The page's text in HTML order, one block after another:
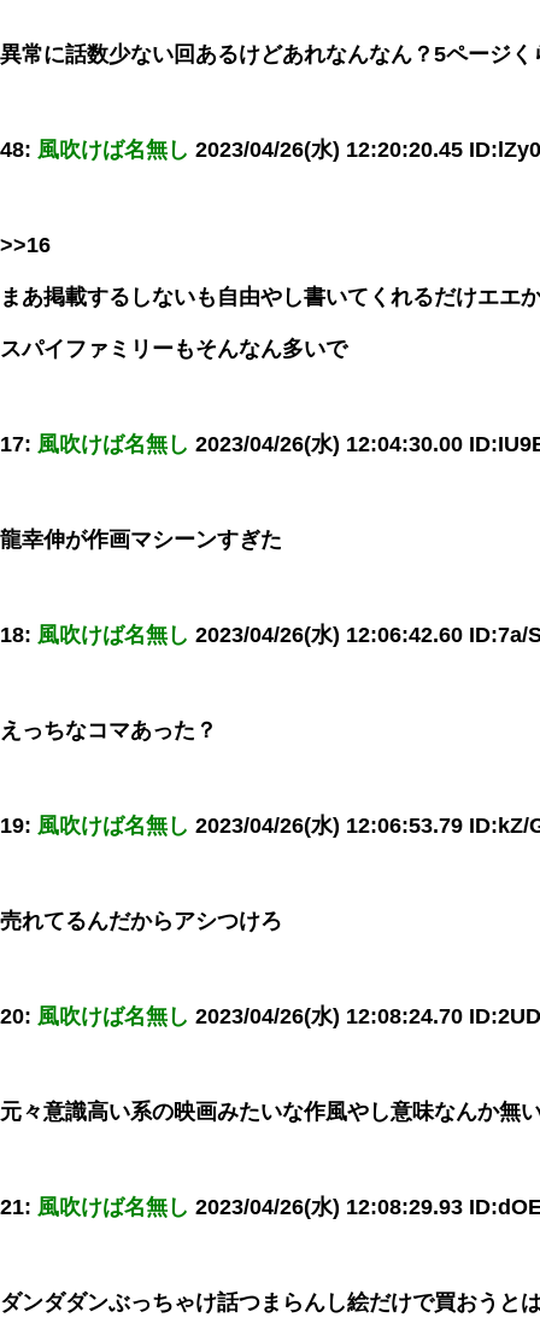
異常に話数少ない回あるけどあれなんなん？5ページ
48: 風吹けば名無し 2023/04/26(水) 12:20:20.45
>>16
まあ掲載するしないも自由やし書いてくれるだけエエ
スパイファミリーもそんなん多いで
17: 風吹けば名無し 2023/04/26(水) 12:04:30.00
龍幸伸が作画マシーンすぎた
18: 風吹けば名無し 2023/04/26(水) 12:06:42.60 ID:7a/
えっちなコマあった？
19: 風吹けば名無し 2023/04/26(水) 12:06:53.79 ID:kZ/
売れてるんだからアシつけろ
20: 風吹けば名無し 2023/04/26(水) 12:08:24.70
元々意識高い系の映画みたいな作風やし意味なんか無
21: 風吹けば名無し 2023/04/26(水) 12:08:29.93
ダンダダンぶっちゃけ話つまらんし絵だけで買おうと